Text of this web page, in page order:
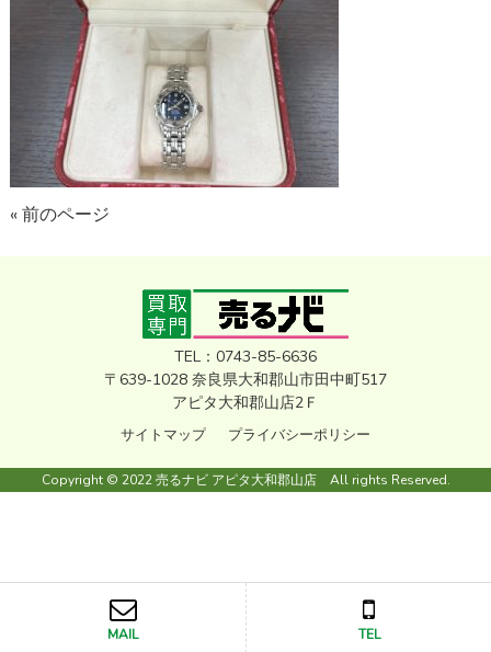
« 前のページ
TEL：0743-85-6636
〒639-1028 奈良県大和郡山市田中町517
アピタ大和郡山店2Ｆ
サイトマップ プライバシーポリシー
Copyright © 2022 売るナビ アピタ大和郡山店 All rights Reserved.
MAIL TEL